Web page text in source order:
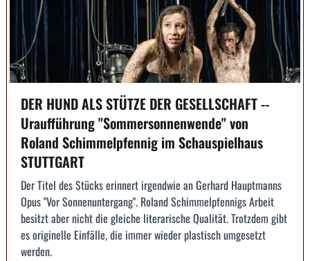
DER HUND ALS STÜTZE DER GESELLSCHAFT --
Uraufführung "Sommersonnenwende" von
Roland Schimmelpfennig im Schauspielhaus
STUTTGART
Der Titel des Stücks erinnert irgendwie an Gerhard Hauptmanns
Opus "Vor Sonnenuntergang". Roland Schimmelpfennigs Arbeit
besitzt aber nicht die gleiche literarische Qualität. Trotzdem gibt
es originelle Einfälle, die immer wieder plastisch umgesetzt
werden.